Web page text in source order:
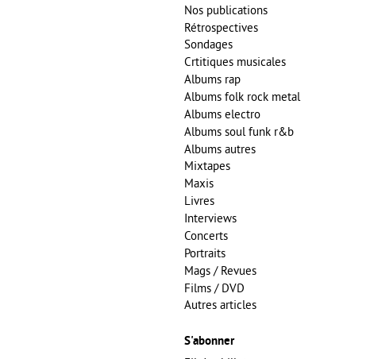
Nos publications
Rétrospectives
Sondages
Crtitiques musicales
Albums rap
Albums folk rock metal
Albums electro
Albums soul funk r&b
Albums autres
Mixtapes
Maxis
Livres
Interviews
Concerts
Portraits
Mags / Revues
Films / DVD
Autres articles
S'abonner